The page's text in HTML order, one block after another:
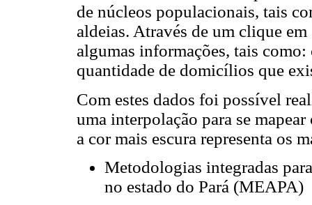
de núcleos populacionais, tais
aldeias. Através de um clique
algumas informações, tais
quantidade de domicílios que
Com estes dados foi possível
uma interpolação para se
a cor mais escura representa os
Metodologias integradas
no estado do Pará (MEAPA)